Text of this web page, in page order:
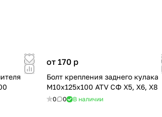
от 170 p
Болт крепления заднего кулака
М10х125х100 ATV СФ X5, Х6, Х8
0 0 В наличии